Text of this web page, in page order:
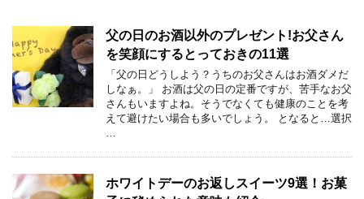
父の日のお酒以外のプレゼント!お父さん
を笑顔にするとっておきの11選
「父の日どうしよう？うちのお父さんはお酒ダメだ
しなぁ。」 お酒は父の日の定番ですが、苦手なお父
さんもいますよね。そうでなくても健康のことを考
えて避けたい場合も多いでしょう。 となると…選択
…
ホワイトデーのお返しスイーツ9選！お菓